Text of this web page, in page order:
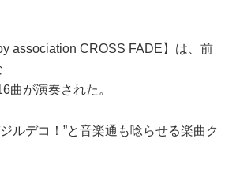
association CROSS FADE】は、前
曲が演奏された。
ルデコ！”と音楽通も唸らせる楽曲ク